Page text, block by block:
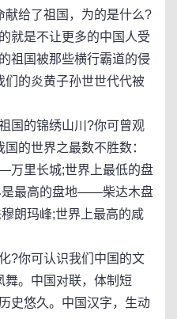
献给了祖国，为的是什么?
就是不让更多的中国人受
祖国被那些横行霸道的侵
们的炎黄子孙世世代代被
国的锦绣山川?你可曾观
的世界之最数不胜数：
里长城;世界上最低的盘
最高的盘地——柴达木盘
朗玛峰;世界上最高的咸
?你可认识我们中国的文
舞。中国对联，体制短
史悠久。中国汉字，生动